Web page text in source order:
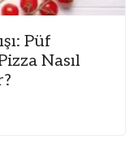
Püf
Nasıl